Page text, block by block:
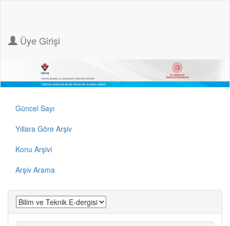
Üye Girişi
Güncel Sayı
Yıllara Göre Arşiv
Konu Arşivi
Arşiv Arama